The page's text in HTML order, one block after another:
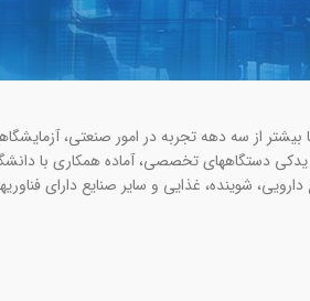
از سه دهه تجربه در امور صنعتی،
دستگاه­های تخصصی، آماده همکاری با
شوینده، غذایی و سایر صنایع دارای